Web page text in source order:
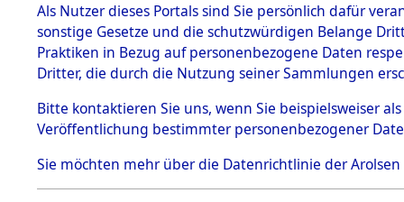
1.2.9.1
Effekten aus
dem KZ
Dachau
Effekten aus
dem KZ
Dachau,
Landesentsch
ädigungsamt
Land
Polen
61062
DOKUMENTE
Als Nutzer dieses Portals sind Sie persönlich dafür
sonstige Gesetze und die schutzwürdigen Belange
Praktiken in Bezug auf personenbezogene Daten
Dritter, die durch die Nutzung seiner Sammlungen
Bitte kontaktieren Sie uns, wenn Sie beispielsweiser
Veröffentlichung bestimmter personenbezogener
Sie möchten mehr über die Datenrichtlinie der Arolsen